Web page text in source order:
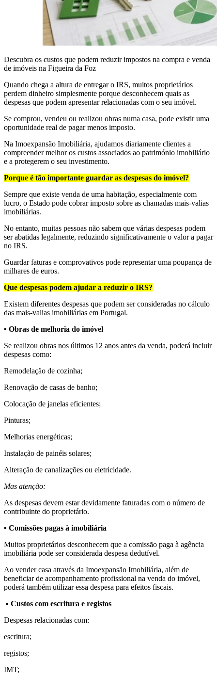
Descubra os custos que podem reduzir impostos na compra e venda
de imóveis na Figueira da Foz
Quando chega a altura de entregar o IRS, muitos proprietários
perdem dinheiro simplesmente porque desconhecem quais as
despesas que podem apresentar relacionadas com o seu imóvel.
Se comprou, vendeu ou realizou obras numa casa, pode existir uma
oportunidade real de pagar menos imposto.
Na Imoexpansão Imobiliária, ajudamos diariamente clientes a
compreender melhor os custos associados ao património imobiliário
e a protegerem o seu investimento.
Porque é tão importante guardar as despesas do imóvel?
Sempre que existe venda de uma habitação, especialmente com
lucro, o Estado pode cobrar imposto sobre as chamadas mais-valias
imobiliárias.
No entanto, muitas pessoas não sabem que várias despesas podem
ser abatidas legalmente, reduzindo significativamente o valor a pagar
no IRS.
Guardar faturas e comprovativos pode representar uma poupança de
milhares de euros.
Que despesas podem ajudar a reduzir o IRS?
Existem diferentes despesas que podem ser consideradas no cálculo
das mais-valias imobiliárias em Portugal.
▪ Obras de melhoria do imóvel
Se realizou obras nos últimos 12 anos antes da venda, poderá incluir
despesas como:
Remodelação de cozinha;
Renovação de casas de banho;
Colocação de janelas eficientes;
Pinturas;
Melhorias energéticas;
Instalação de painéis solares;
Alteração de canalizações ou eletricidade.
Mas atenção:
As despesas devem estar devidamente faturadas com o número de
contribuinte do proprietário.
▪ Comissões pagas à imobiliária
Muitos proprietários desconhecem que a comissão paga à agência
imobiliária pode ser considerada despesa dedutível.
Ao vender casa através da Imoexpansão Imobiliária, além de
beneficiar de acompanhamento profissional na venda do imóvel,
poderá também utilizar essa despesa para efeitos fiscais.
▪ Custos com escritura e registos
Despesas relacionadas com:
escritura;
registos;
IMT;